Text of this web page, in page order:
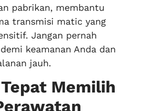
pabrikan, membantu
transmisi matic yang
Jangan pernah
keamanan Anda dan
jauh.
Memilih